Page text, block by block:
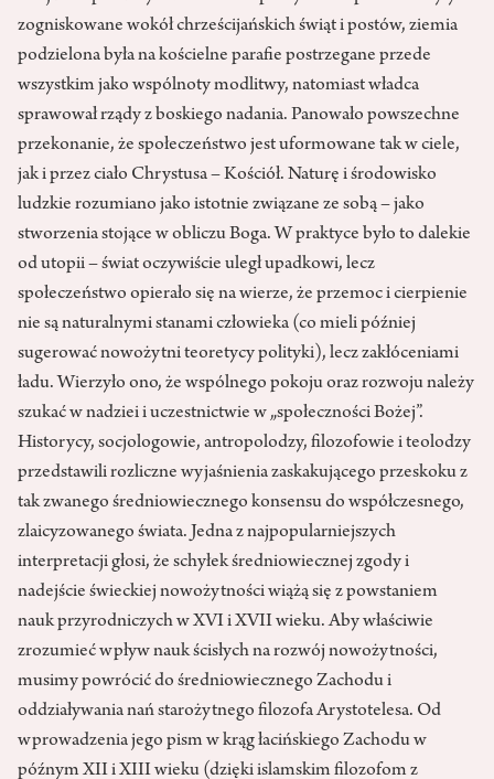
zogniskowane wokół chrześcijańskich świąt i postów, ziemia
podzielona była na kościelne parafie postrzegane przede
wszystkim jako wspólnoty modlitwy, natomiast władca
sprawował rządy z boskiego nadania. Panowało powszechne
przekonanie, że społeczeństwo jest uformowane tak w ciele,
jak i przez ciało Chrystusa – Kościół. Naturę i środowisko
ludzkie rozumiano jako istotnie związane ze sobą – jako
stworzenia stojące w obliczu Boga. W praktyce było to dalekie
od utopii – świat oczywiście uległ upadkowi, lecz
społeczeństwo opierało się na wierze, że przemoc i cierpienie
nie są naturalnymi stanami człowieka (co mieli później
sugerować nowożytni teoretycy polityki), lecz zakłóceniami
ładu. Wierzyło ono, że wspólnego pokoju oraz rozwoju należy
szukać w nadziei i uczestnictwie w „społeczności Bożej”.
Historycy, socjologowie, antropolodzy, filozofowie i teolodzy
przedstawili rozliczne wyjaśnienia zaskakującego przeskoku z
tak zwanego średniowiecznego konsensu do współczesnego,
zlaicyzowanego świata. Jedna z najpopularniejszych
interpretacji głosi, że schyłek średniowiecznej zgody i
nadejście świeckiej nowożytności wiążą się z powstaniem
nauk przyrodniczych w XVI i XVII wieku. Aby właściwie
zrozumieć wpływ nauk ścisłych na rozwój nowożytności,
musimy powrócić do średniowiecznego Zachodu i
oddziaływania nań starożytnego filozofa Arystotelesa. Od
wprowadzenia jego pism w krąg łacińskiego Zachodu w
późnym XII i XIII wieku (dzięki islamskim filozofom z